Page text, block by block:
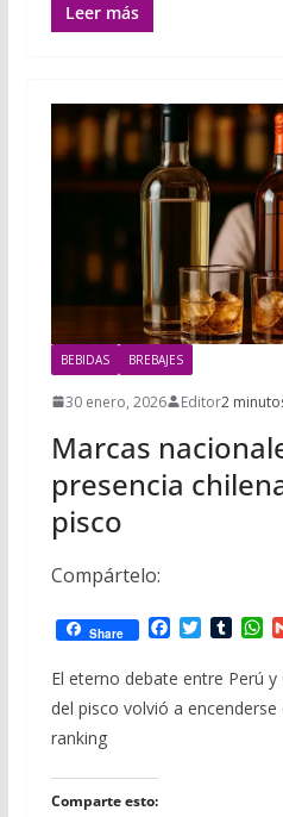
Leer más
BEBIDAS BREBAJES
30 enero, 2026 Editor2
Marcas
presencia
pisco
Compártelo:
Share
F
c
e
b
T
i
t
t
T
m
b
l
W
a
t
s
El eterno debate entre Perú
del pisco volvió a
ranking
Comparte esto: